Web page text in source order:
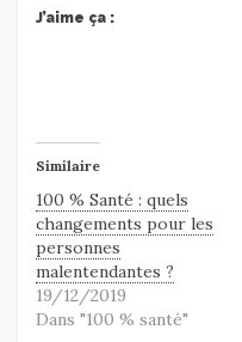
J’aime ça :
Similaire
100 % Santé : quels
changements pour les
personnes
malentendantes ?
19/12/2019
Dans "100 % santé"